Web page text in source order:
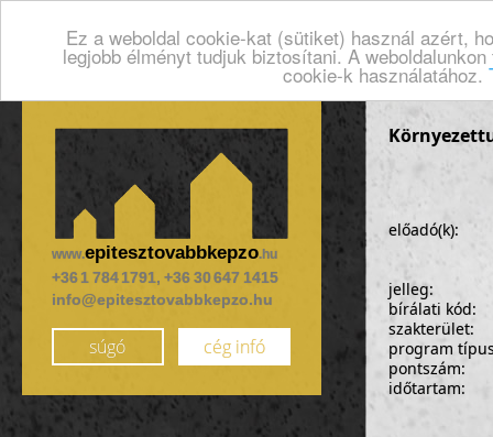
Ez a weboldal cookie-kat (sütiket) használ azért,
legjobb élményt tudjuk biztosítani. A
cookie-k használatához.
www.epitesztovabbkepzo.hu
+36 1 784 1791, +36 30 647 1415
info@epitesztovabbkepzo.hu
súgó cég infó
előadó(k):
jelleg:
bírálati kód:
szakterület:
program
pontszám:
időtartam: